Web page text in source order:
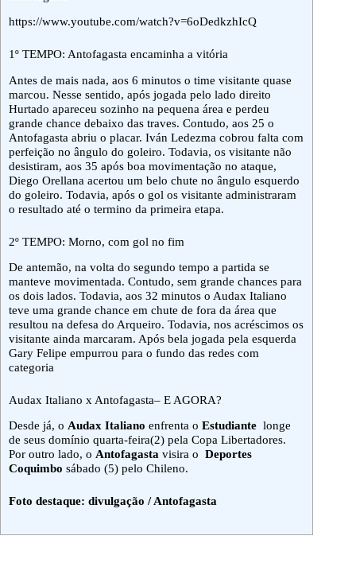
https://www.youtube.com/watch?v=6oDedkzhIcQ
1º TEMPO: Antofagasta encaminha a vitória
Antes de mais nada, aos 6 minutos o time visitante quase
marcou. Nesse sentido, após jogada pelo lado direito
Hurtado apareceu sozinho na pequena área e perdeu
grande chance debaixo das traves. Contudo, aos 25 o
Antofagasta abriu o placar. Iván Ledezma cobrou falta com
perfeição no ângulo do goleiro. Todavia, os visitante não
desistiram, aos 35 após boa movimentação no ataque,
Diego Orellana acertou um belo chute no ângulo esquerdo
do goleiro. Todavia, após o gol os visitante administraram
o resultado até o termino da primeira etapa.
2º TEMPO: Morno, com gol no fim
De antemão, na volta do segundo tempo a partida se
manteve movimentada. Contudo, sem grande chances para
os dois lados. Todavia, aos 32 minutos o Audax Italiano
teve uma grande chance em chute de fora da área que
resultou na defesa do Arqueiro. Todavia, nos acréscimos os
visitante ainda marcaram. Após bela jogada pela esquerda
Gary Felipe empurrou para o fundo das redes com
categoria
Audax Italiano x Antofagasta– E AGORA?
Desde já, o Audax Italiano enfrenta o Estudiante longe
de seus domínio quarta-feira(2) pela Copa Libertadores.
Por outro lado, o Antofagasta visira o Deportes
Coquimbo sábado (5) pelo Chileno.
Foto destaque: divulgação / Antofagasta